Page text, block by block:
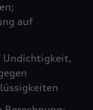
auf
Undichtigkeit,